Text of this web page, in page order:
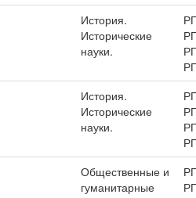
История.
Исторические
науки.
История.
Исторические
науки.
Общественные и
гуманитарные